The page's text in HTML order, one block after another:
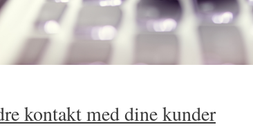
kontakt med dine kunder